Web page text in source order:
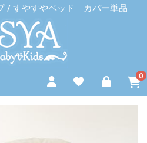
/ すやすやベッド カバー単品
0